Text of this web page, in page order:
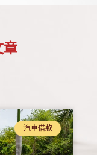
章
汽車借款